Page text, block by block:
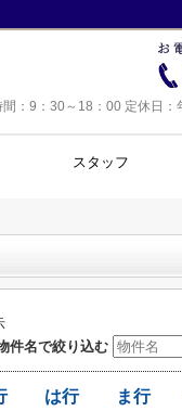
間：9：30～18：00 定休日：
スタッフ
件名で絞り込む
は行 ま行